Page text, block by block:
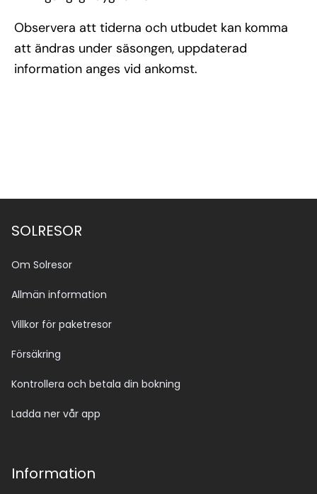
Observera att tiderna och utbudet kan komma
att ändras under säsongen, uppdaterad
information anges vid ankomst.
SOLRESOR
Om Solresor
Allmän information
Villkor för paketresor
Försäkring
Kontrollera och betala din bokning
Ladda ner vår app
Information